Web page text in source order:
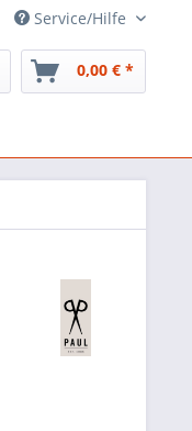
Service/Hilfe
0,00 € *